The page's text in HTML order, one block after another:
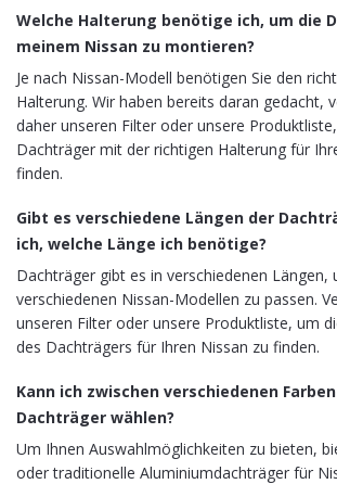
Welche Halterung benötige ich, um die
meinem Nissan zu montieren?
Je nach Nissan-Modell benötigen Sie den
Halterung. Wir haben bereits daran gedacht,
daher unseren Filter oder unsere
Dachträger mit der richtigen Halterung für
finden.
Gibt es verschiedene Längen der
ich, welche Länge ich benötige?
Dachträger gibt es in verschiedenen Längen,
verschiedenen Nissan-Modellen zu passen.
unseren Filter oder unsere Produktliste, um
des Dachträgers für Ihren Nissan zu finden.
Kann ich zwischen verschiedenen
Dachträger wählen?
Um Ihnen Auswahlmöglichkeiten zu bieten,
oder traditionelle Aluminiumdachträger für